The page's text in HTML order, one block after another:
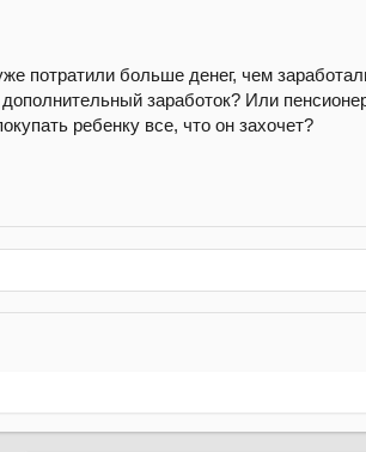
потратили больше денег, чем
заработок? Или
ребенку все, что он захочет?